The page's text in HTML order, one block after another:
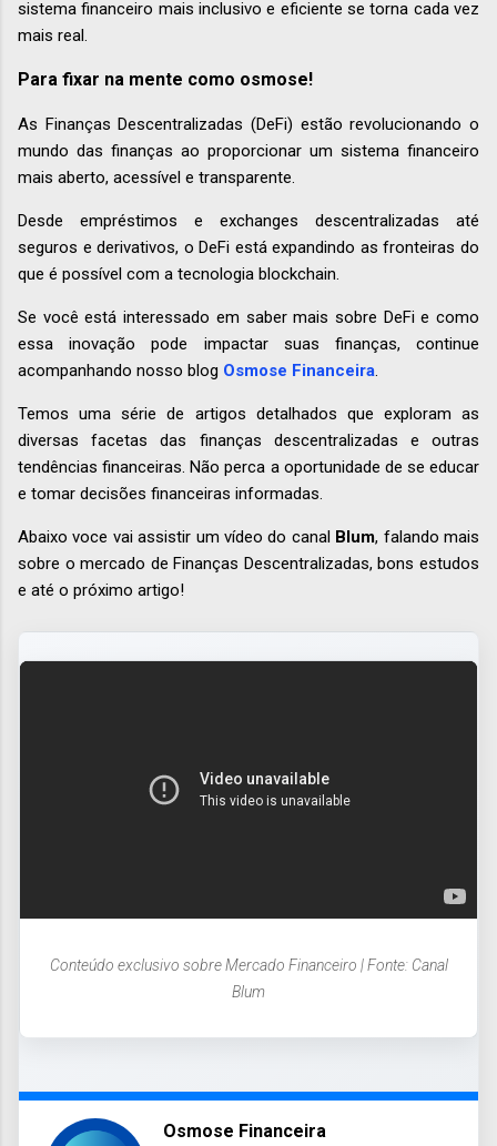
sistema financeiro mais inclusivo e eficiente se torna cada vez
mais real.
Para fixar na mente como osmose!
As Finanças Descentralizadas (DeFi) estão revolucionando o
mundo das finanças ao proporcionar um sistema financeiro
mais aberto, acessível e transparente.
Desde empréstimos e exchanges descentralizadas até
seguros e derivativos, o DeFi está expandindo as fronteiras do
que é possível com a tecnologia blockchain.
Se você está interessado em saber mais sobre DeFi e como
essa inovação pode impactar suas finanças, continue
acompanhando nosso blog Osmose Financeira.
Temos uma série de artigos detalhados que exploram as
diversas facetas das finanças descentralizadas e outras
tendências financeiras. Não perca a oportunidade de se educar
e tomar decisões financeiras informadas.
Abaixo voce vai assistir um vídeo do canal Blum, falando mais
sobre o mercado de Finanças Descentralizadas, bons estudos
e até o próximo artigo!
Conteúdo exclusivo sobre Mercado Financeiro | Fonte: Canal
Blum
Osmose Financeira